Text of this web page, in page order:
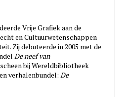
Vrije Grafiek aan de
en Cultuurwetenschappen
Zij debuteerde in 2005 met de
De neef van
bij Wereldbibliotheek
verhalenbundel: De